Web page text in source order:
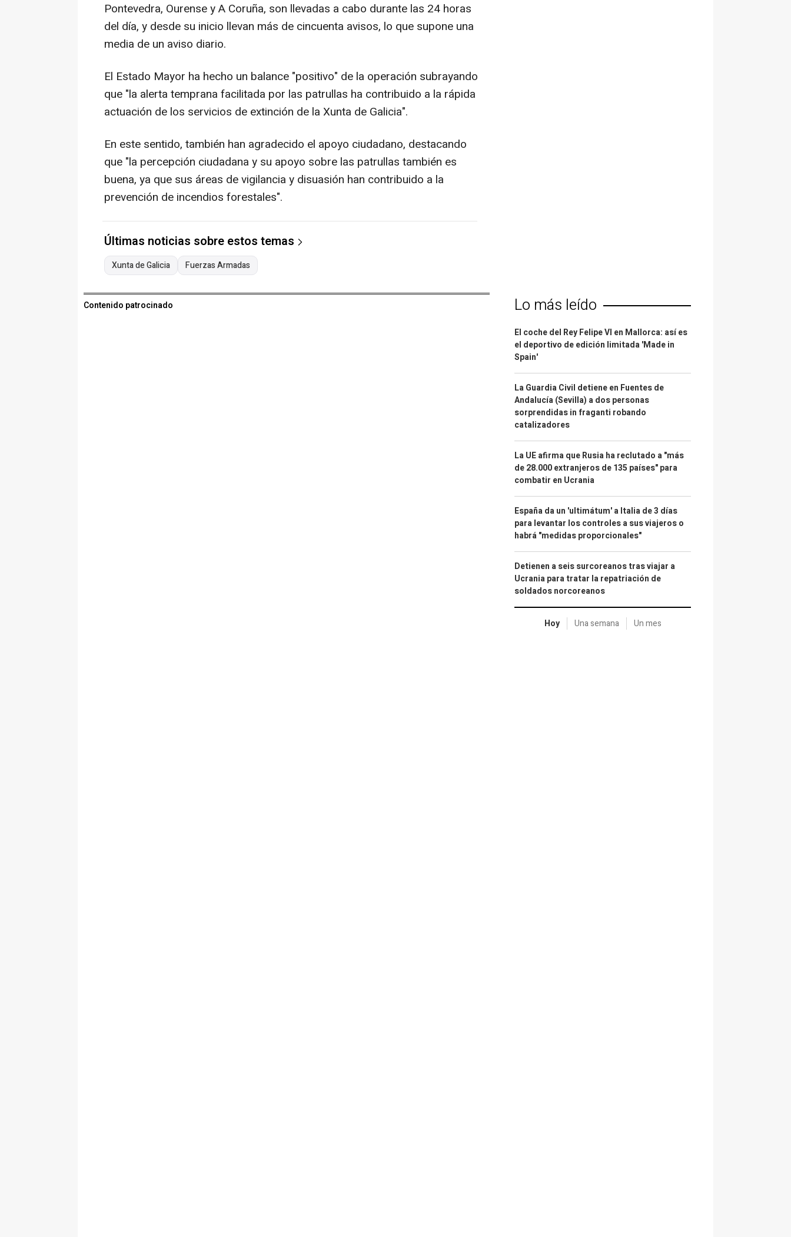
Pontevedra, Ourense y A Coruña, son llevadas a cabo durante las 24 horas
del día, y desde su inicio llevan más de cincuenta avisos, lo que supone una
media de un aviso diario.
El Estado Mayor ha hecho un balance "positivo" de la operación subrayando
que "la alerta temprana facilitada por las patrullas ha contribuido a la rápida
actuación de los servicios de extinción de la Xunta de Galicia".
En este sentido, también han agradecido el apoyo ciudadano, destacando
que "la percepción ciudadana y su apoyo sobre las patrullas también es
buena, ya que sus áreas de vigilancia y disuasión han contribuido a la
prevención de incendios forestales".
Últimas noticias sobre estos temas
Xunta de Galicia Fuerzas Armadas
Contenido patrocinado Lo más leído
El coche del Rey Felipe VI en Mallorca: así es
el deportivo de edición limitada 'Made in
Spain'
La Guardia Civil detiene en Fuentes de
Andalucía (Sevilla) a dos personas
sorprendidas in fraganti robando
catalizadores
La UE afirma que Rusia ha reclutado a "más
de 28.000 extranjeros de 135 países" para
combatir en Ucrania
España da un 'ultimátum' a Italia de 3 días
para levantar los controles a sus viajeros o
habrá "medidas proporcionales"
Detienen a seis surcoreanos tras viajar a
Ucrania para tratar la repatriación de
soldados norcoreanos
Hoy Una semana Un mes